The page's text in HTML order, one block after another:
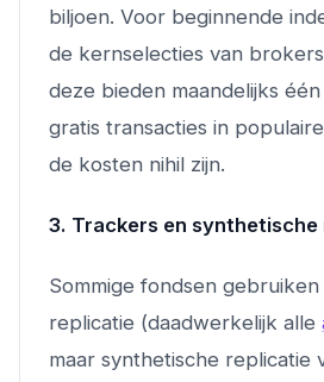
biljoen. Voor beginnende
de kernselecties van
deze bieden maandelijks
gratis transacties in
de kosten nihil zijn.
3. Trackers en
Sommige fondsen
replicatie (daadwerkelijk alle
maar synthetische replicatie